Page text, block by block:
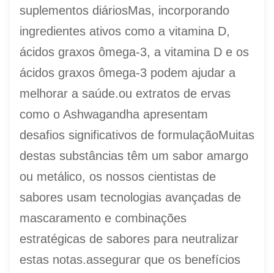
suplementos diáriosMas, incorporando
ingredientes ativos como a vitamina D,
ácidos graxos ômega-3, a vitamina D e os
ácidos graxos ômega-3 podem ajudar a
melhorar a saúde.ou extratos de ervas
como o Ashwagandha apresentam
desafios significativos de formulaçãoMuitas
destas substâncias têm um sabor amargo
ou metálico, os nossos cientistas de
sabores usam tecnologias avançadas de
mascaramento e combinações
estratégicas de sabores para neutralizar
estas notas.assegurar que os benefícios